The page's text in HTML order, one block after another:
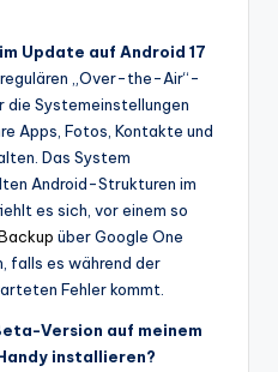
Update auf Android 17
regulären „Over-the-Air“-
die Systemeinstellungen
Apps, Fotos, Kontakte und
Das System
Android-Strukturen im
es sich, vor einem so
über Google One
falls es während der
Fehler kommt.
Version auf meinem
installieren?